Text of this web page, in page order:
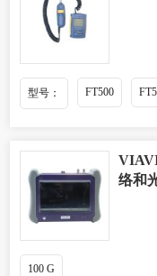
型号： FT500
络和
100 G